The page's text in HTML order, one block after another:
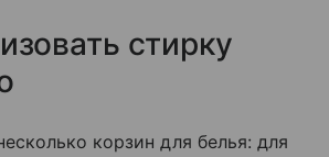
стирку
корзин для белья: для